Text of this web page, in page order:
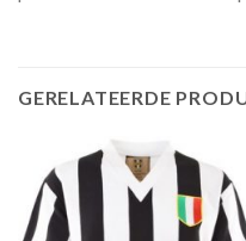
GERELATEERDE